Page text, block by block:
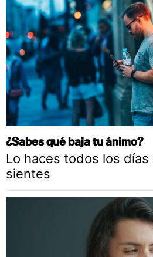
¿Sabes qué baja tu ánimo?
Lo haces todos los
sientes